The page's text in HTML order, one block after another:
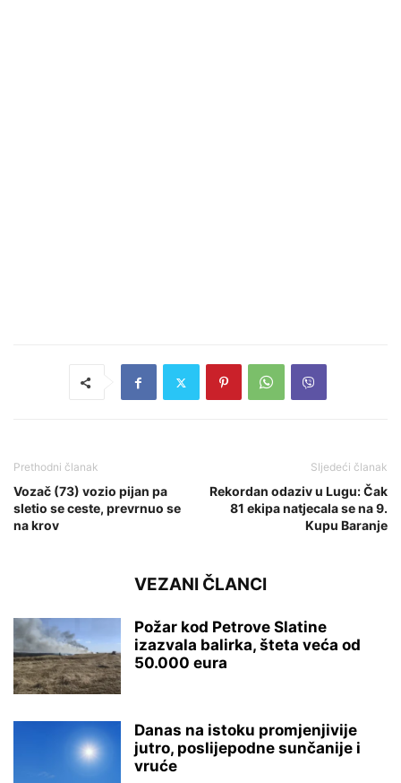
Prethodni članak
Vozač (73) vozio pijan pa
sletio se ceste, prevrnuo se
na krov
Sljedeći članak
Rekordan odaziv u Lugu: Čak
81 ekipa natjecala se na 9.
Kupu Baranje
VEZANI ČLANCI
Požar kod Petrove Slatine
izazvala balirka, šteta veća od
50.000 eura
Danas na istoku promjenjivije
jutro, poslijepodne sunčanije i
vruće